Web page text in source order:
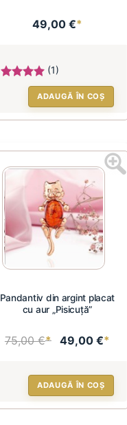
49,00 €*
(1)
ADAUGĂ ÎN COȘ
Pandantiv din argint placat
cu aur „Pisicuță”
75,00 €* 49,00 €*
ADAUGĂ ÎN COȘ